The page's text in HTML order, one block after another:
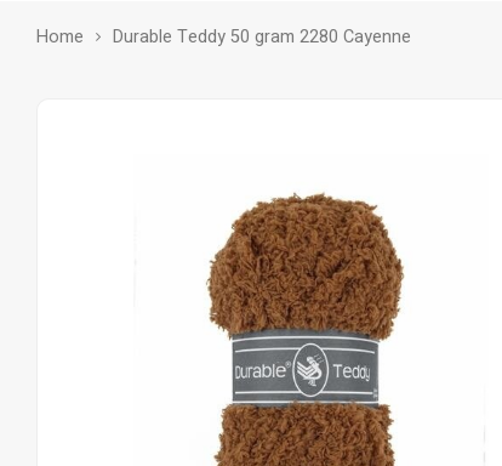
Home Durable Teddy 50 gram 2280 Cayenne